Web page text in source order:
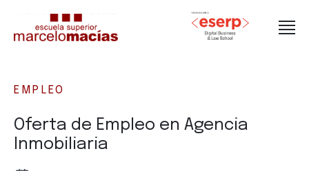
EMPLEO
Oferta de Empleo en Agencia
Inmobiliaria